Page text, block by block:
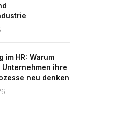
im HR: Warum
ihre
neu denken